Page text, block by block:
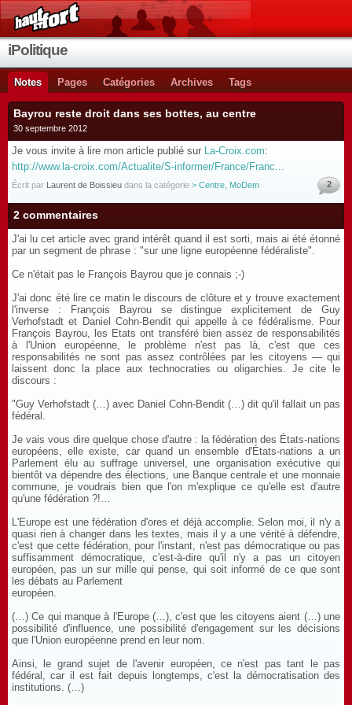
iPolitique
Notes Pages Catégories Archives Tags
Bayrou reste droit dans ses bottes, au centre
30 septembre 2012
Je vous invite à lire mon article publié sur La-Croix.com:
http://www.la-croix.com/Actualite/S-informer/France/Franc...
Écrit par Laurent de Boissieu dans la catégorie > Centre, MoDem 2
2 commentaires
J'ai lu cet article avec grand intérêt quand il est sorti, mais ai été étonné
par un segment de phrase : "sur une ligne européenne fédéraliste".
Ce n'était pas le François Bayrou que je connais ;-)
J'ai donc été lire ce matin le discours de clôture et y trouve exactement
l'inverse : François Bayrou se distingue explicitement de Guy
Verhofstadt et Daniel Cohn-Bendit qui appelle à ce fédéralisme. Pour
François Bayrou, les Etats ont transféré bien assez de responsabilités
à l'Union européenne, le problème n'est pas là, c'est que ces
responsabilités ne sont pas assez contrôlées par les citoyens — qui
laissent donc la place aux technocraties ou oligarchies. Je cite le
discours :
"Guy Verhofstadt (…) avec Daniel Cohn-Bendit (…) dit qu'il fallait un pas
fédéral.
Je vais vous dire quelque chose d'autre : la fédération des États-nations
européens, elle existe, car quand un ensemble d'États-nations a un
Parlement élu au suffrage universel, une organisation exécutive qui
bientôt va dépendre des élections, une Banque centrale et une monnaie
commune, je voudrais bien que l'on m'explique ce qu'elle est d'autre
qu'une fédération ?!…
L'Europe est une fédération d'ores et déjà accomplie. Selon moi, il n'y a
quasi rien à changer dans les textes, mais il y a une vérité à défendre,
c'est que cette fédération, pour l'instant, n'est pas démocratique ou pas
suffisamment démocratique, c'est-à-dire qu'il n'y a pas un citoyen
européen, pas un sur mille qui pense, qui soit informé de ce que sont
les débats au Parlement
européen.
(…) Ce qui manque à l'Europe (…), c'est que les citoyens aient (…) une
possibilité d'influence, une possibilité d'engagement sur les décisions
que l'Union européenne prend en leur nom.
Ainsi, le grand sujet de l'avenir européen, ce n'est pas tant le pas
fédéral, car il est fait depuis longtemps, c'est la démocratisation des
institutions. (…)